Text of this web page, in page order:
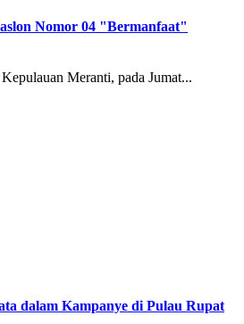
Nomor 04 "Bermanfaat"
Meranti, pada Jumat...
dalam Kampanye di Pulau Rupat